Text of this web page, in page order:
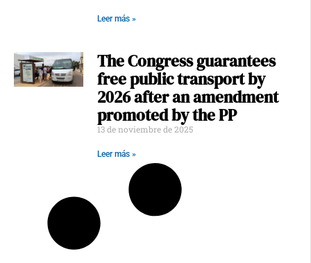
Leer más »
The Congress guarantees
free public transport by
2026 after an amendment
promoted by the PP
13 de noviembre de 2025
Leer más »